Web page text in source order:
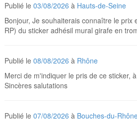
Publié le03/08/2026 à Hauts-de-Seine
Bonjour, Je souhaiterais connaître le prix
RP) du sticker adhésil mural girafe en
Publié le08/08/2026 à Rhône
Merci de m'indiquer le pris de ce sticker,
Sincères salutations
Publié le07/08/2026 à Bouches-du-